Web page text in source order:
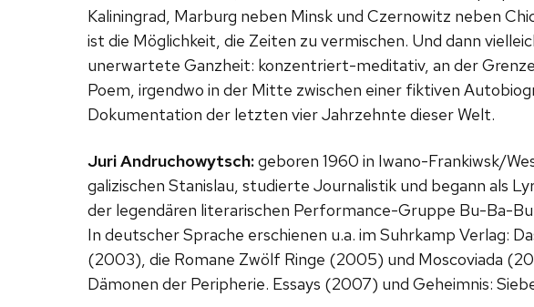
Kaliningrad, Marburg neben Minsk und Czernowitz neben
ist die Möglichkeit, die Zeiten zu vermischen. Und dann
unerwartete Ganzheit: konzentriert-meditativ, an der
Poem, irgendwo in der Mitte zwischen einer fiktiven
Dokumentation der letzten vier Jahrzehnte dieser Welt.
Juri Andruchowytsch:geboren 1960 in Iwano-Frankiwsk/
galizischen Stanislau, studierte Journalistik und begann als
der legendären literarischen Performance-Gruppe Bu-Ba-
In deutscher Sprache erschienen u.a. im Suhrkamp Verlag:
(2003), die Romane Zwölf Ringe (2005) und Moscoviada
Dämonen der Peripherie. Essays (2007) und Geheimnis: